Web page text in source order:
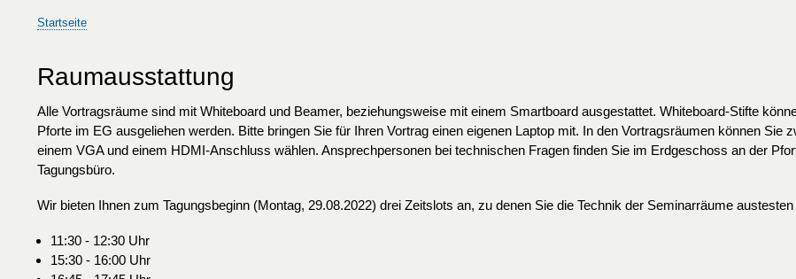
Startseite
Raumausstattung
Alle Vortragsräume sind mit Whiteboard und Beamer, beziehungsweise mit einem Smartboard ausgestattet. Whiteboard-Stifte
Pforte im EG ausgeliehen werden. Bitte bringen Sie für Ihren Vortrag einen eigenen Laptop mit. In den Vortragsräumen können Sie
einem VGA und einem HDMI-Anschluss wählen. Ansprechpersonen bei technischen Fragen finden Sie im Erdgeschoss an der
Tagungsbüro.
Wir bieten Ihnen zum Tagungsbeginn (Montag, 29.08.2022) drei Zeitslots an, zu denen Sie die Technik der Seminarräume
11:30 - 12:30 Uhr
15:30 - 16:00 Uhr